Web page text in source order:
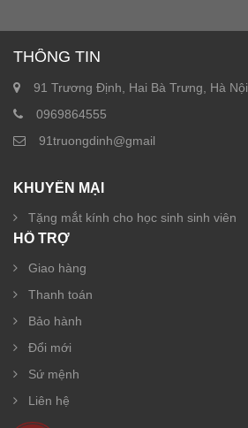
THÔNG TIN
91 Trương Định, Hai Bà Trưng, Hà Nội
0969864555
91truongdinh@gmail
KHUYẾN MẠI
Tặng mắt kính cho học sinh sinh viên
HỖ TRỢ
Giao hàng
Thanh toán
Bảo hành
Đổi mới
Sứ mệnh
Liên hệ